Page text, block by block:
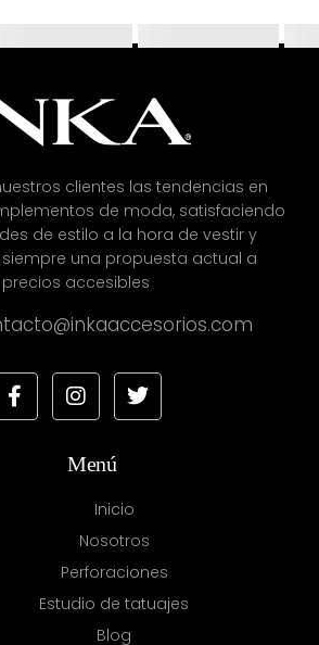
clientes las tendencias en
de moda, satisfaciendo
de estilo a la hora de vestir y
una propuesta actual a
precios accesibles
Menú
Inicio
Nosotros
Perforaciones
Estudio de tatuajes
Blog